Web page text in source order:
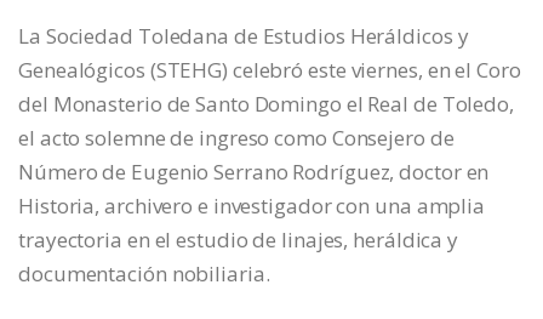
La Sociedad Toledana de Estudios Heráldicos y
Genealógicos (STEHG) celebró este viernes, en el Coro
del Monasterio de Santo Domingo el Real de Toledo,
el acto solemne de ingreso como Consejero de
Número de Eugenio Serrano Rodríguez, doctor en
Historia, archivero e investigador con una amplia
trayectoria en el estudio de linajes, heráldica y
documentación nobiliaria.